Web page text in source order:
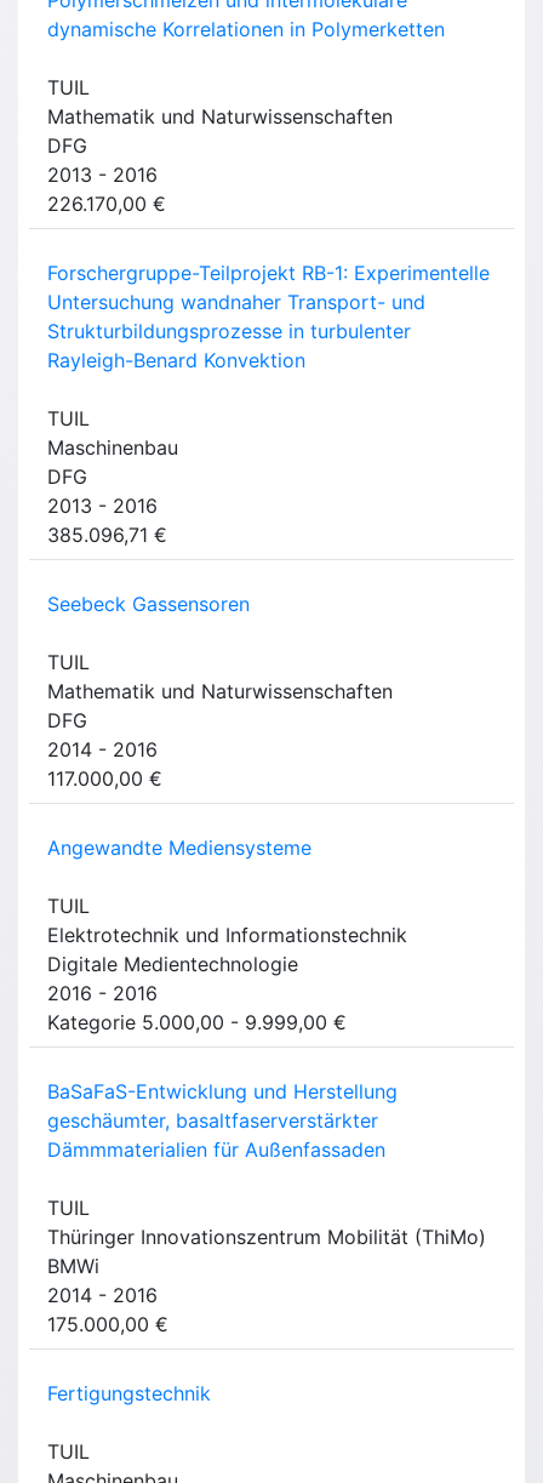
dynamische Korrelationen in Polymerketten
TUIL
Mathematik und Naturwissenschaften
DFG
2013 - 2016
226.170,00 €
Forschergruppe-Teilprojekt RB-1: Experimentelle
Untersuchung wandnaher Transport- und
Strukturbildungsprozesse in turbulenter
Rayleigh-Benard Konvektion
TUIL
Maschinenbau
DFG
2013 - 2016
385.096,71 €
Seebeck Gassensoren
TUIL
Mathematik und Naturwissenschaften
DFG
2014 - 2016
117.000,00 €
Angewandte Mediensysteme
TUIL
Elektrotechnik und Informationstechnik
Digitale Medientechnologie
2016 - 2016
Kategorie 5.000,00 - 9.999,00 €
BaSaFaS-Entwicklung und Herstellung
geschäumter, basaltfaserverstärkter
Dämmmaterialien für Außenfassaden
TUIL
Thüringer Innovationszentrum Mobilität (ThiMo)
BMWi
2014 - 2016
175.000,00 €
Fertigungstechnik
TUIL